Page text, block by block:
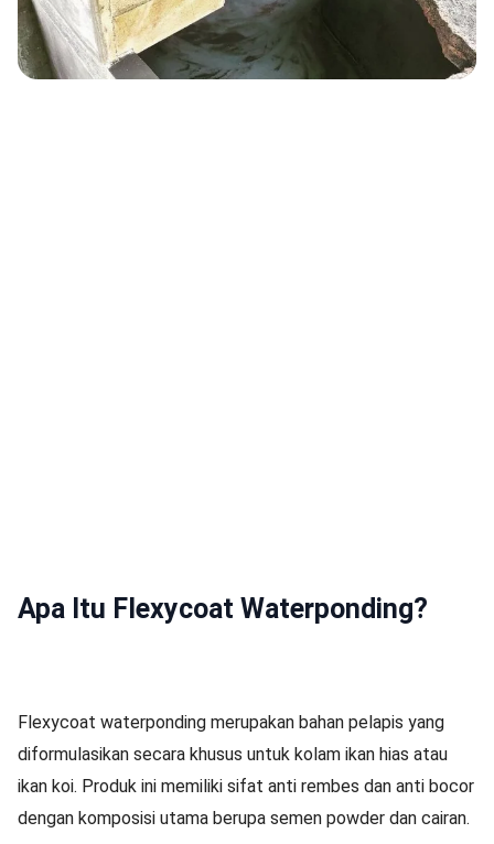
Apa Itu Flexycoat Waterponding?
Flexycoat waterponding merupakan bahan pelapis yang
diformulasikan secara khusus untuk kolam ikan hias atau
ikan koi. Produk ini memiliki sifat anti rembes dan anti bocor
dengan komposisi utama berupa semen powder dan cairan.